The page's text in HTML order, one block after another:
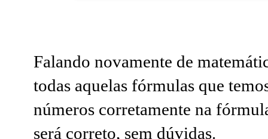
Falando novamente de
todas aquelas fórmulas que
números corretamente na
será correto, sem dúvidas.